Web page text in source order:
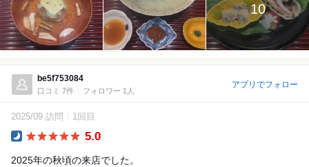
10
be5f753084
口コミ 7件 フォロワー 1人
アプリでフォロー
2025/09 訪問 1回目
5.0
2025年の秋頃の来店でした。